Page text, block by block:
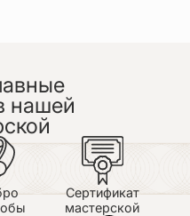
нашей
Сертификат
мастерской